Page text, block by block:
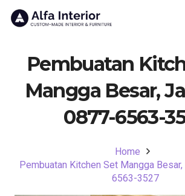
Pembuatan
Mangga Besar,
0877-6563-
Home
Pembuatan Kitchen Set Mangga
6563-3527